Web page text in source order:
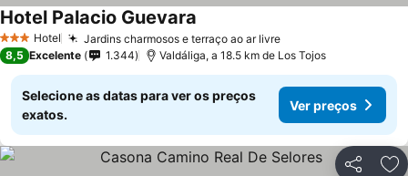
3 EstrelasHotel Jardins charmosos e terraço ao ar livre
Hotel Palacio Guevara
8,5 Excelente 1.344 Valdáliga, a 18.5 km de Los Tojos
Selecione as datas para ver os preços
exatos.
Ver preços
Partilhar